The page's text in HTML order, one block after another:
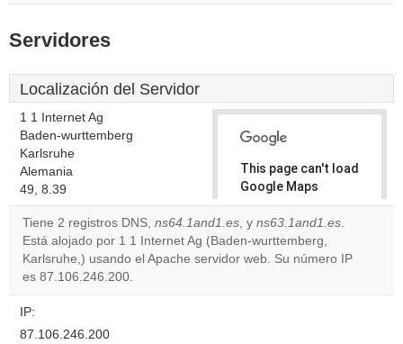
Servidores
Localización del Servidor
1 1 Internet Ag
Baden-wurttemberg
Karlsruhe
Alemania
49, 8.39
This page can't load
Google Maps
correctly.
Do you
own this
OK
Tiene 2 registros DNS, ns64.1and1.es, y ns63.1and1.es.
Está alojado por 1 1 Internet Ag (Baden-wurttemberg,
Karlsruhe,) usando el Apache servidor web. Su número IP
es 87.106.246.200.
IP:
87.106.246.200